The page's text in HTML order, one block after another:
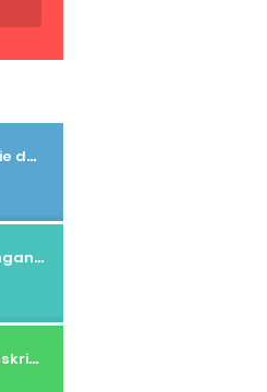
Download Film Habibie dan Ainun
Cara Tes Plagiat dengan Viper
Aplikasi SKL dan Transkrip Nilai SD